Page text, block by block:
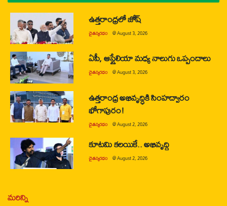
ఉత్తరాంధ్రలో జోష్
చైతన్యరధం @August 3, 2026
ఏపీ, ఆస్ట్రేలియా మధ్య నాలుగు ఒప్పందాలు
చైతన్యరధం @August 3, 2026
ఉత్తరాంధ్ర అభివృద్ధికి సింహద్వారం
భోగాపురం!
చైతన్యరధం @August 2, 2026
కూటమి కలయికే.. అభివృద్ధి
చైతన్యరధం @August 2, 2026
మరిన్ని